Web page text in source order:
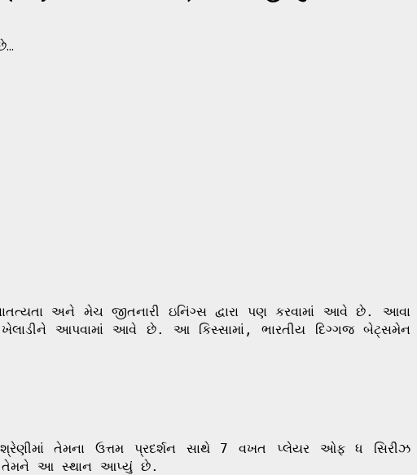
અને મેચ જીતનારી ઇનિંગ્સ દ્વારા પણ કરવામાં આવે છે. આવા
આપવામાં આવે છે. આ કિસ્સામાં, ભારતીય દિગ્ગજ બેટ્સમેન
તેમના ઉત્તમ પ્રદર્શન સાથે 7 વખત પ્લેયર ઓફ ધ સિરીઝ
તેમને આ સ્થાન આપ્યું છે.